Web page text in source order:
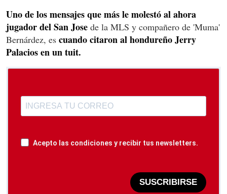
Uno de los mensajes que más le molestó al ahora
jugador del San Jose de la MLS y compañero de 'Muma'
Bernárdez, es cuando citaron al hondureño Jerry
Palacios en un tuit.
Acepto las condiciones y recibir tus newsletters.
SUSCRIBIRSE